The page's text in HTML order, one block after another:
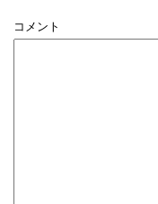
コメント